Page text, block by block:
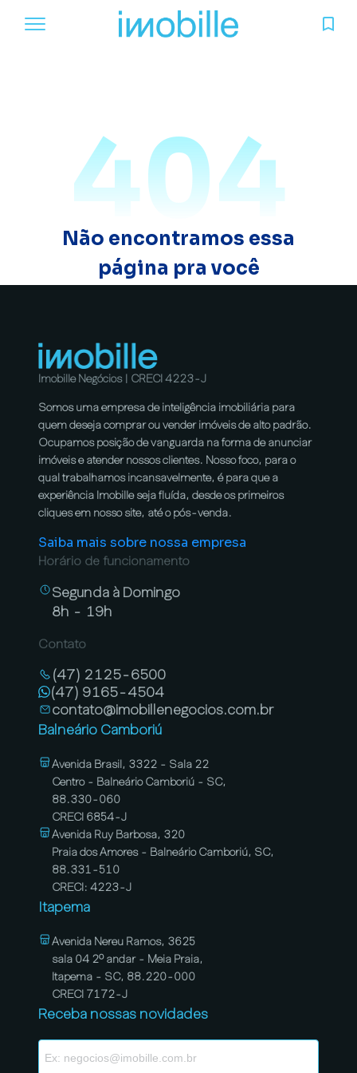
404
Não encontramos essa
página pra você
Imobille Negócios | CRECI 4223-J
Somos uma empresa de inteligência imobiliária para
quem deseja comprar ou vender imóveis de alto padrão.
Ocupamos posição de vanguarda na forma de anunciar
imóveis e atender nossos clientes. Nosso foco, para o
qual trabalhamos incansavelmente, é para que a
experiência Imobille seja fluída, desde os primeiros
cliques em nosso site, até o pós-venda.
Saiba mais sobre nossa empresa
Horário de funcionamento
Segunda à Domingo
8h - 19h
Contato
(47) 2125-6500
(47) 9165-4504
contato@imobillenegocios.com.br
Balneário Camboriú
Avenida Brasil, 3322 - Sala 22
Centro - Balneário Camboriú - SC,
88.330-060
CRECI 6854-J
Avenida Ruy Barbosa, 320
Praia dos Amores - Balneário Camboriú, SC,
88.331-510
CRECI: 4223-J
Itapema
Avenida Nereu Ramos, 3625
sala 04 2º andar - Meia Praia,
Itapema - SC, 88.220-000
CRECI 7172-J
Receba nossas novidades